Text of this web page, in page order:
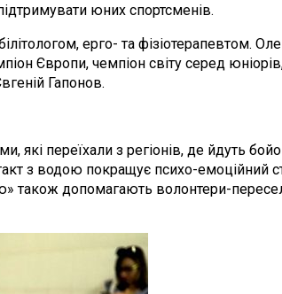
юних спортсменів.
ерго- та фізіотерапевтом.
Європи, чемпіон світу серед
Гапонов.
які переїхали з регіонів, де йдуть
з водою покращує психо-емоційний
також допомагають волонтери-